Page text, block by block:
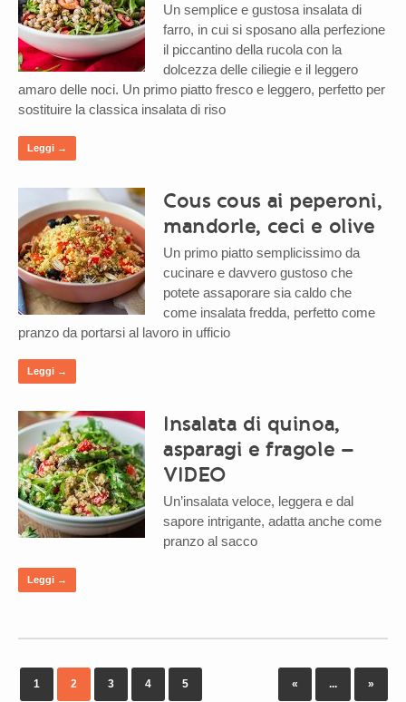
Un semplice e gustosa insalata di
farro, in cui si sposano alla perfezione
il piccantino della rucola con la
dolcezza delle ciliegie e il leggero
amaro delle noci. Un primo piatto fresco e leggero, perfetto per
sostituire la classica insalata di riso
Leggi →
Cous cous ai peperoni,
mandorle, ceci e olive
Un primo piatto semplicissimo da
cucinare e davvero gustoso che
potete assaporare sia caldo che
come insalata fredda, perfetto come
pranzo da portarsi al lavoro in ufficio
Leggi →
Insalata di quinoa,
asparagi e fragole –
VIDEO
Un’insalata veloce, leggera e dal
sapore intrigante, adatta anche come
pranzo al sacco
Leggi →
«
1 2 3 4 5 ... »